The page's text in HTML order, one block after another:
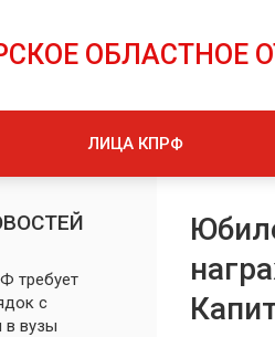
ОБЛАСТНОЕ
ЛИЦА КПРФ
требует
с
в вузы